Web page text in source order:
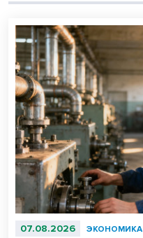
07.08.2026 ЭКОНОМИКА